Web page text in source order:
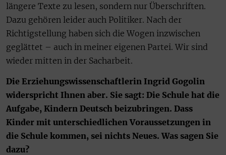
längere Texte zu lesen, sondern nur Überschriften.
Dazu gehören leider auch Politiker. Nach der
Richtigstellung haben sich die Wogen inzwischen
geglättet – auch in meiner eigenen Partei. Wir sind
wieder mitten in der Sacharbeit.
Die Erziehungswissenschaftlerin Ingrid Gogolin
widerspricht Ihnen aber. Sie sagt: Die Schule hat die
Aufgabe, Kindern Deutsch beizubringen. Dass
Kinder mit unterschiedlichen Voraussetzungen in
die Schule kommen, sei nichts Neues. Was sagen Sie
dazu?